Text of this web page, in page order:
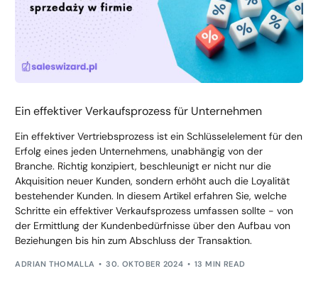
Ein effektiver Verkaufsprozess für Unternehmen
Ein effektiver Vertriebsprozess ist ein Schlüsselelement für den
Erfolg eines jeden Unternehmens, unabhängig von der
Branche. Richtig konzipiert, beschleunigt er nicht nur die
Akquisition neuer Kunden, sondern erhöht auch die Loyalität
bestehender Kunden. In diesem Artikel erfahren Sie, welche
Schritte ein effektiver Verkaufsprozess umfassen sollte - von
der Ermittlung der Kundenbedürfnisse über den Aufbau von
Beziehungen bis hin zum Abschluss der Transaktion.
ADRIAN THOMALLA 30. OKTOBER 2024 13 MIN READ